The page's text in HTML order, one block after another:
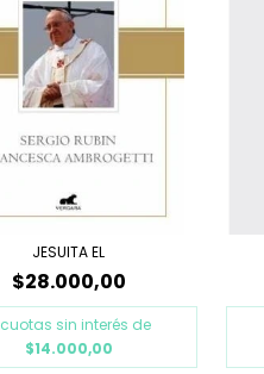
JESUITA EL
$28.000,00
cuotas sin interés de
$14.000,00